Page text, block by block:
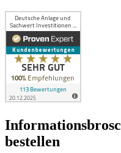
bestellen